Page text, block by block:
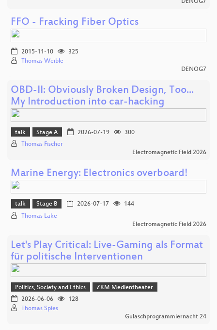
FFO - Fracking Fiber Optics
2015-11-10
325
Thomas Weible
DENOG7
OBD-II: Obviously Broken Design, Too...
My Introduction into car-hacking
talk Stage A 2026-07-19
300
Thomas Fischer
Electromagnetic Field 2026
Marine Energy: Electronics overboard!
talk Stage B 2026-07-17
144
Thomas Lake
Electromagnetic Field 2026
Let's Play Critical: Live-Gaming als Format
für politische Interventionen
Politics, Society and Ethics
ZKM Medientheater
2026-06-06
128
Thomas Spies
Gulaschprogrammiernacht 24